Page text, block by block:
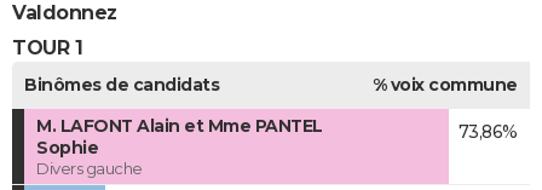
Valdonnez
TOUR 1
Binômes de candidats
% voix commune
M. LAFONT Alain et Mme PANTEL
Sophie
Divers gauche
73,86%